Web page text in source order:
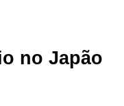
no Japão